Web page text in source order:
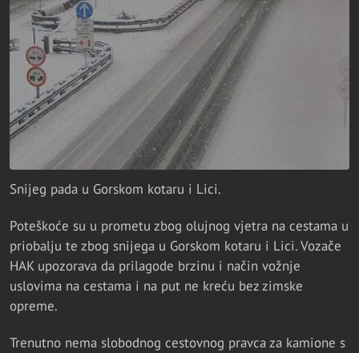
Snijeg pada u Gorskom kotaru i Lici.
Poteškoće su u prometu zbog olujnog vjetra na cestama u
priobalju te zbog snijega u Gorskom kotaru i Lici. Vozače
HAK upozorava da prilagode brzinu i način vožnje
uslovima na cestama i na put ne kreću bez zimske
opreme.
Trenutno nema slobodnog cestovnog pravca za kamione s